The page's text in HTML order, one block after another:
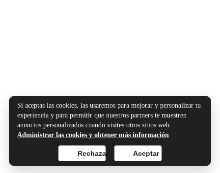
Si aceptas las cookies, las usaremos para mejorar y personalizar tu
experiencia y para permitir que nuestros partners te muestren
anuncios personalizados cuando visites otros sitios web.
Administrar las cookies y obtener más información
Aceptar
Rechazar